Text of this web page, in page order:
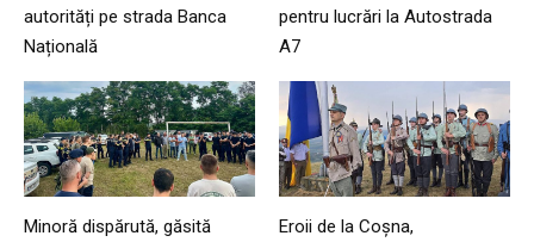
autorități pe strada Banca
Națională
pentru lucrări la Autostrada
A7
Minoră dispărută, găsită
Eroii de la Coșna,